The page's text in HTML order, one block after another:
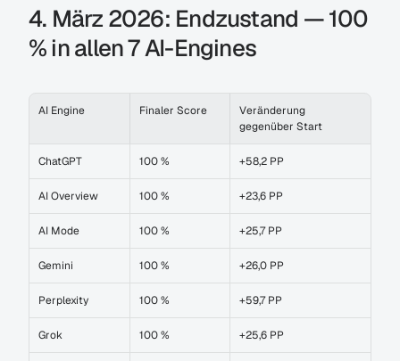
4. März 2026: Endzustand — 100
% in allen 7 AI-Engines
AI Engine Finaler Score
Veränderung
gegenüber Start
ChatGPT 100 % +58,2 PP
AI Overview 100 % +23,6 PP
AI Mode 100 % +25,7 PP
Gemini 100 % +26,0 PP
Perplexity 100 % +59,7 PP
Grok 100 % +25,6 PP